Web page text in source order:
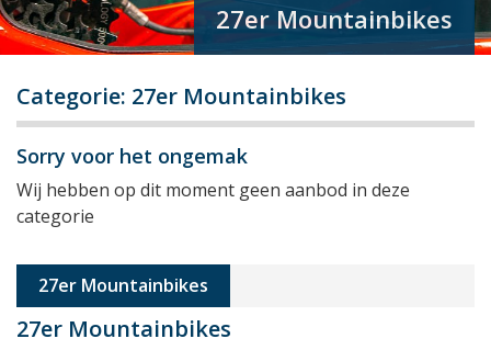
27er Mountainbikes
Categorie: 27er Mountainbikes
Sorry voor het ongemak
Wij hebben op dit moment geen aanbod in deze
categorie
27er Mountainbikes
27er Mountainbikes